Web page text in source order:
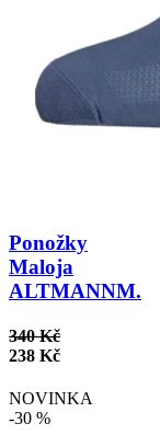
Ponožky
Maloja
ALTMANNM.
340 Kč
238 Kč
NOVINKA
-30 %